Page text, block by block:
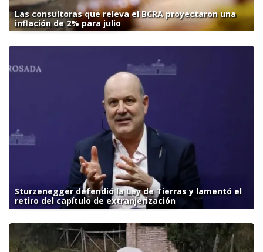
Las consultoras que releva el BCRA proyectaron una
inflación de 2% para julio
Sturzenegger defendió la Ley de Tierras y lamentó el
retiro del capítulo de extranjerización